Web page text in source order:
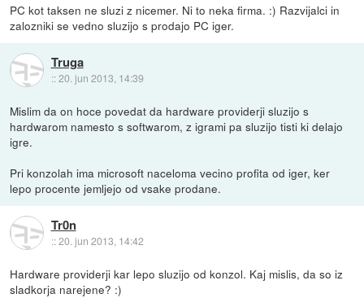
PC kot taksen ne sluzi z nicemer. Ni to neka firma. :) Razvijalci in
zalozniki se vedno sluzijo s prodajo PC iger.
Truga
::20. jun 2013, 14:39
Mislim da on hoce povedat da hardware providerji sluzijo s
hardwarom namesto s softwarom, z igrami pa sluzijo tisti ki delajo
igre.
Pri konzolah ima microsoft naceloma vecino profita od iger, ker
lepo procente jemljejo od vsake prodane.
Tr0n
::20. jun 2013, 14:42
Hardware providerji kar lepo sluzijo od konzol. Kaj mislis, da so iz
sladkorja narejene? :)